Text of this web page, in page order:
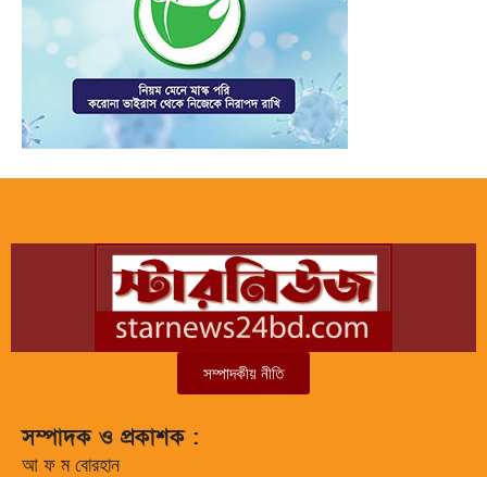
সম্পাদকীয় নীতি
সম্পাদক ও প্রকাশক :
আ ফ ম বোরহান